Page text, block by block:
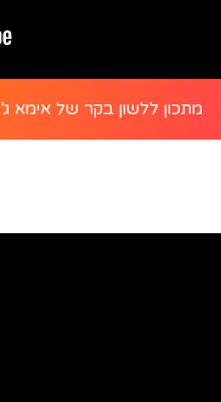
מתכון ללשון בקר של אימא